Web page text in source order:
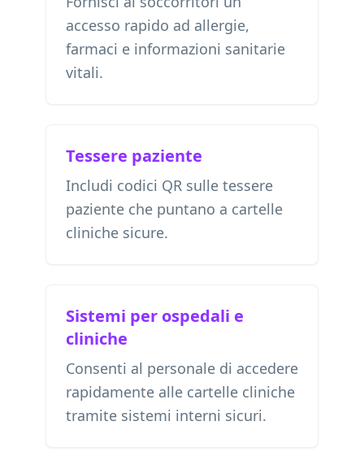
accesso rapido ad allergie,
farmaci e informazioni sanitarie
vitali.
Tessere paziente
Includi codici QR sulle tessere
paziente che puntano a cartelle
cliniche sicure.
Sistemi per ospedali e
cliniche
Consenti al personale di accedere
rapidamente alle cartelle cliniche
tramite sistemi interni sicuri.